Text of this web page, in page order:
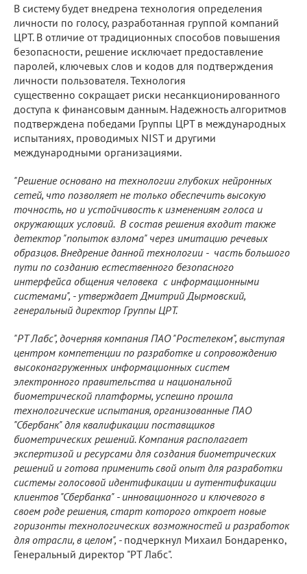
В систему будет внедрена технология определения
личности по голосу, разработанная группой компаний
ЦРТ. В отличие от традиционных способов повышения
безопасности, решение исключает предоставление
паролей, ключевых слов и кодов для подтверждения
личности пользователя. Технология
существенно сокращает риски несанкционированного
доступа к финансовым данным. Надежность алгоритмов
подтверждена победами Группы ЦРТ в международных
испытаниях, проводимых NIST и другими
международными организациями.
"Решение основано на технологии глубоких нейронных
сетей, что позволяет не только обеспечить высокую
точность, но и устойчивость к изменениям голоса и
окружающих условий. В состав решения входит также
детектор "попыток взлома" через имитацию речевых
образцов. Внедрение данной технологии - часть большого
пути по созданию естественного безопасного
интерфейса общения человека с информационными
системами", - утверждает Дмитрий Дырмовский,
генеральный директор Группы ЦРТ.
"РТ Лабс", дочерняя компания ПАО "Ростелеком", выступая
центром компетенции по разработке и сопровождению
высоконагруженных информационных систем
электронного правительства и национальной
биометрической платформы, успешно прошла
технологические испытания, организованные ПАО
"Сбербанк" для квалификации поставщиков
биометрических решений. Компания располагает
экспертизой и ресурсами для создания биометрических
решений и готова применить свой опыт для разработки
системы голосовой идентификации и аутентификации
клиентов "Сбербанка" - инновационного и ключевого в
своем роде решения, старт которого откроет новые
горизонты технологических возможностей и разработок
для отрасли, в целом", - подчеркнул Михаил Бондаренко,
Генеральный директор "РТ Лабс".